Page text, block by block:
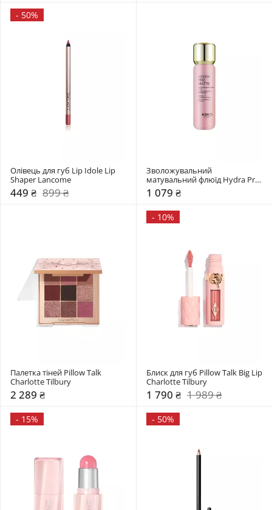
- 50%
Олівець для губ Lip Idole Lip
Shaper Lancome
449 ₴ 899 ₴
Зволожувальний
матувальний флюїд Hydra Pro
Matte Kiko Milano
1 079 ₴
Палетка тіней Pillow Talk
Charlotte Tilbury
2 289 ₴
- 10%
Блиск для губ Pillow Talk Big Lip
Charlotte Tilbury
1 790 ₴ 1 989 ₴
- 15% - 50%